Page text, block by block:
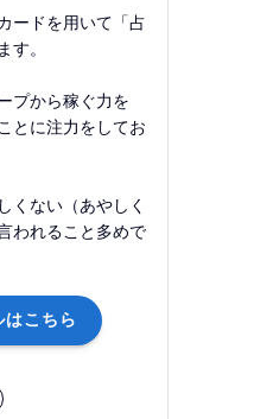
ードを用いて「占
す。
プから稼ぐ力を
とに注力をしてお
くない（あやしく
われること多めで
はこちら